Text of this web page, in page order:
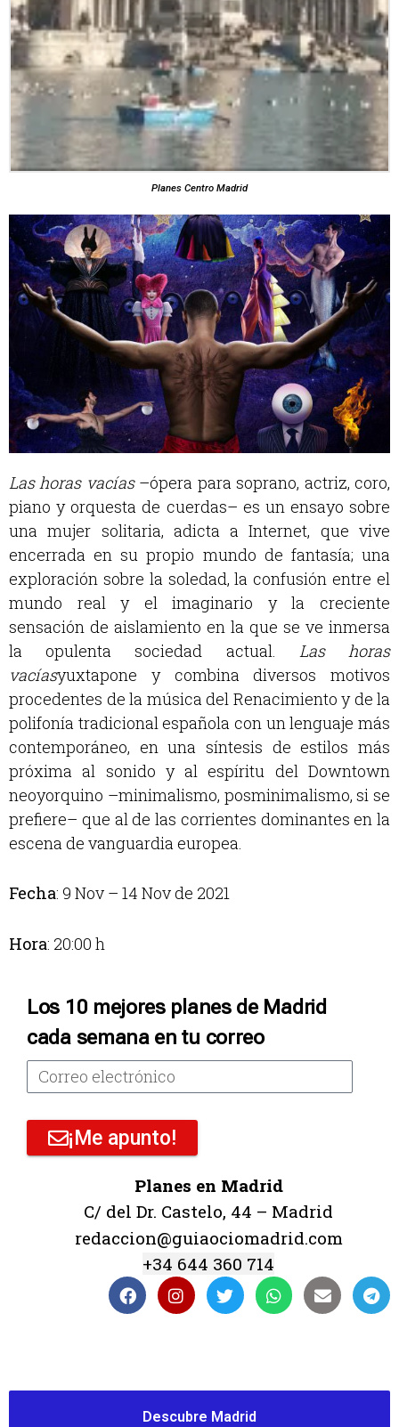
Planes Centro Madrid
Las horas vacías–ópera para soprano, actriz, coro,
piano y orquesta de cuerdas– es un ensayo sobre
una mujer solitaria, adicta a Internet, que vive
encerrada en su propio mundo de fantasía; una
exploración sobre la soledad, la confusión entre el
mundo real y el imaginario y la creciente
sensación de aislamiento en la que se ve inmersa
la opulenta sociedad actual. Las horas
vacíasyuxtapone y combina diversos motivos
procedentes de la música del Renacimiento y de la
polifonía tradicional española con un lenguaje más
contemporáneo, en una síntesis de estilos más
próxima al sonido y al espíritu del Downtown
neoyorquino –minimalismo, posminimalismo, si se
prefiere– que al de las corrientes dominantes en la
escena de vanguardia europea.
Fecha: 9 Nov – 14 Nov de 2021
Hora: 20:00 h
Los 10 mejores planes de Madrid
cada semana en tu correo
¡Me apunto!
Planes en Madrid
C/ del Dr. Castelo, 44 – Madrid
redaccion@guiaociomadrid.com
+34 644 360 714
Descubre Madrid